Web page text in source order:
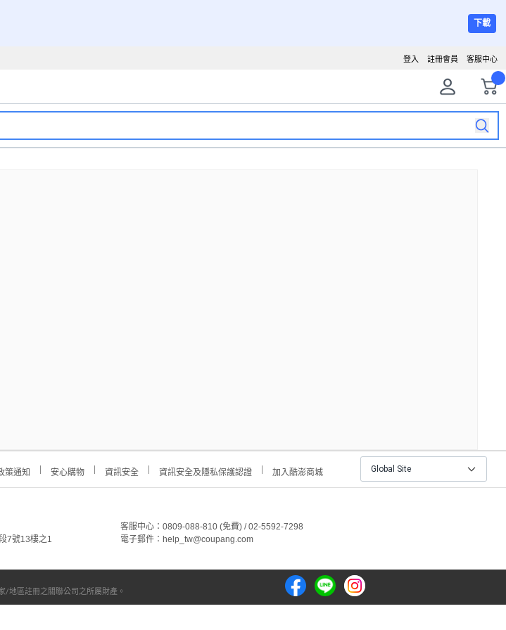
下載
客服中心
註冊會員
登入
策通知 安心購物 資訊安全 資訊安全及隱私保護認證 加入酷澎商城 Global Site
7號13樓之1
客服中心：0809-088-810 (免費) / 02-5592-7298
電子郵件：help_tw@coupang.com
/地區註冊之關聯公司之所屬財產。